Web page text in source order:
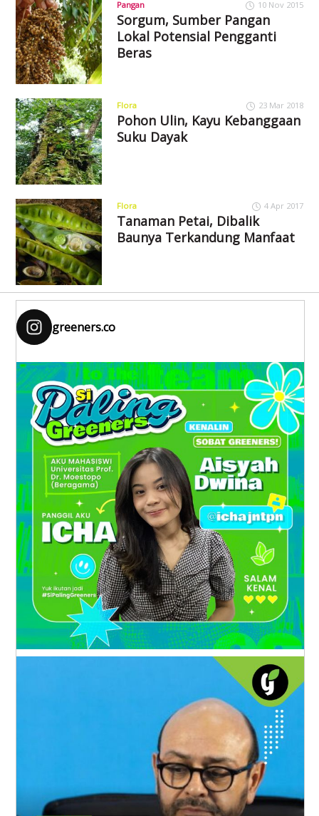
Pangan 10 Nov 2015
Sorgum, Sumber Pangan
Lokal Potensial Pengganti
Beras
Flora 23 Mar 2018
Pohon Ulin, Kayu Kebanggaan
Suku Dayak
Flora 4 Apr 2017
Tanaman Petai, Dibalik
Baunya Terkandung Manfaat
greeners.co